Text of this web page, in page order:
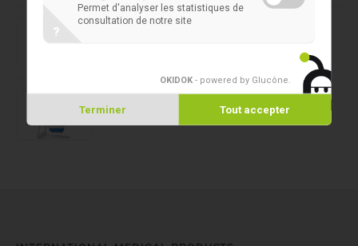
Microtubes 2D
Microtubes 2D
Capper/Decapper 8 canaux SAFE®
Permet d'analyser les statistiques de
consultation de notre site
?
OKIDOK - powered by Glucône
Terminer Tout accepter